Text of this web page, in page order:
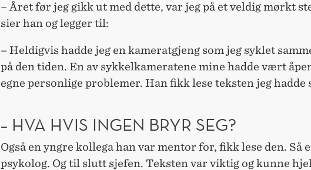
– Året før jeg gikk ut med dette, var jeg på et veldig mørkt
sier han og legger til:
– Heldigvis hadde jeg en kameratgjeng som jeg syklet
på den tiden. En av sykkelkameratene mine hadde vært
egne personlige problemer. Han fikk lese teksten jeg hadde
– HVA HVIS INGEN BRYR SEG?
Også en yngre kollega han var mentor for, fikk lese den. Så
psykolog. Og til slutt sjefen. Teksten var viktig og kunne